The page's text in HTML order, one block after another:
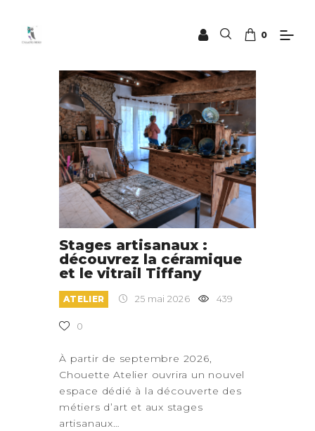
0
Stages artisanaux :
découvrez la céramique
et le vitrail Tiffany
ATELIER 25 mai 2026 439
0
À partir de septembre 2026,
Chouette Atelier ouvrira un nouvel
espace dédié à la découverte des
métiers d’art et aux stages
artisanaux…